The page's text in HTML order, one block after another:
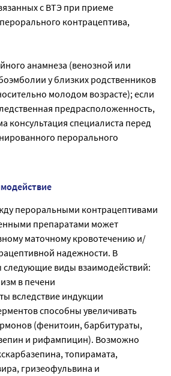
с ВТЭ при приеме
контрацептива,
анамнеза (венозной или
у близких родственников
молодом возрасте); если
предрасположенность,
консультация специалиста перед
перорального
пероральными контрацептивами
препаратами может
маточному кровотечению и/
надежности. В
следующие виды взаимодействий:
в печени
вследствие индукции
способны увеличивать
(фенитоин, барбитураты,
и рифампицин). Возможно
топирамата,
гризеофульвина и